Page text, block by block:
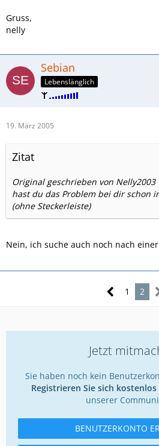
Gruss,
nelly
Sebian
Lebenslänglich
19. März 2005
Zitat
Original geschrieben von Nelly2003
hast du das Problem bei dir schon
(ohne Steckerleiste)
Nein, ich suche auch noch nach
1 2
Jetzt
Sie haben noch kein
Registrieren Sie sich kostenlos
unserer
BENUTZERKONTO